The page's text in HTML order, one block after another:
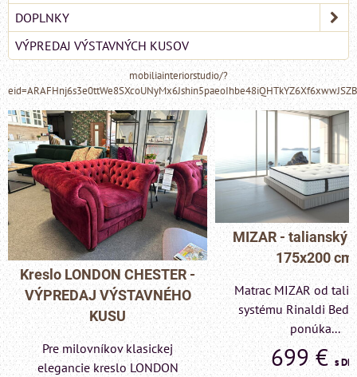
DOPLNKY
VÝPREDAJ VÝSTAVNÝCH KUSOV
mobiliainteriorstudio/?
MIZAR - talianský matrac
175x200 cm
Matrac MIZAR od talianskeho
systému Rinaldi Bed System
ponúka...
699 €s DPH
Pohovka LONDON
- VÝPREDAJ
KUSU
Pre milovníkov
elegancie kreslo a